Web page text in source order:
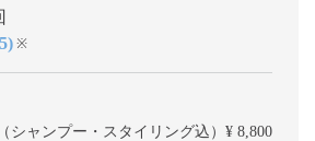
※
シャンプー・スタイリング込）¥ 8,800